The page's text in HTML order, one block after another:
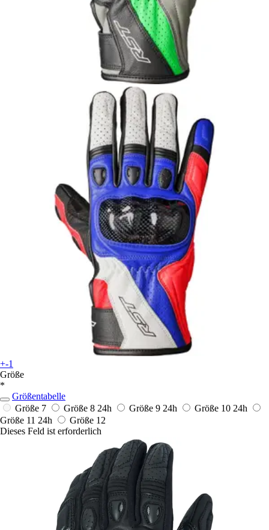
+-1
Größe
*
Größentabelle
Größe 7
Größe 8 24h Größe 9 24h Größe 10 24h
Größe 11 24h
Größe 12
Dieses Feld ist erforderlich